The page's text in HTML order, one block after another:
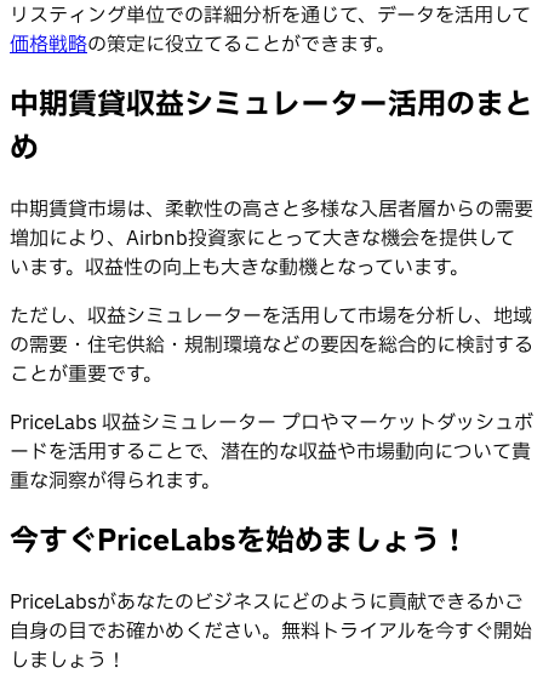
リスティング単位での詳細分析を通じて、データを活用して
価格戦略の策定に役立てることができます。
中期賃貸収益シミュレーター活用のまと
め
中期賃貸市場は、柔軟性の高さと多様な入居者層からの需要
増加により、Airbnb投資家にとって大きな機会を提供して
います。収益性の向上も大きな動機となっています。
ただし、収益シミュレーターを活用して市場を分析し、地域
の需要・住宅供給・規制環境などの要因を総合的に検討する
ことが重要です。
PriceLabs 収益シミュレーター プロやマーケットダッシュボ
ードを活用することで、潜在的な収益や市場動向について貴
重な洞察が得られます。
今すぐPriceLabsを始めましょう！
PriceLabsがあなたのビジネスにどのように貢献できるかご
自身の目でお確かめください。無料トライアルを今すぐ開始
しましょう！